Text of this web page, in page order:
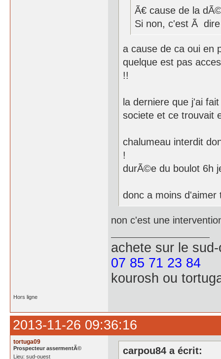
Ã€ cause de la
Si non, c'est Ã
a cause de ca oui en
quelque est pas
!!
la derniere que j'ai
societe et ce trouvait
chalumeau interdit
!
durÃ©e du boulot 6h
donc a moins d'aimer
non c'est une
achete sur le
07 85 71 23 84
kourosh ou
Hors ligne
2013-11-26 09:36:16
tortuga09
Prospecteur assermentÃ©
Lieu: sud-ouest
carpou84 a écrit: